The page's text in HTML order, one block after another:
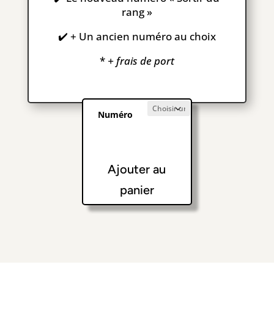
rang »
✔️ + Un ancien numéro au choix
* + frais de port
Numéro
Ajouter au
panier